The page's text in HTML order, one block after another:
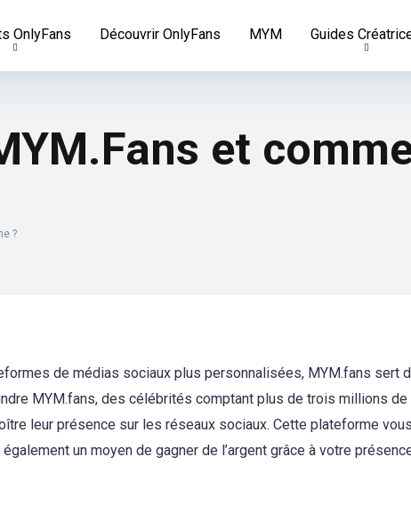
OnlyFans Découvrir OnlyFans MYM Guides
et
?
de médias sociaux plus personnalisées, MYM.fans sert
MYM.fans, des célébrités comptant plus de trois millions de
leur présence sur les réseaux sociaux. Cette plateforme
un moyen de gagner de l’argent grâce à votre